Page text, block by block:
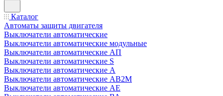
Каталог
Автоматы защиты двигателя
Выключатели автоматические
Выключатели автоматические модульные
Выключатели автоматические АП
Выключатели автоматические S
Выключатели автоматические А
Выключатели автоматические АВ2М
Выключатели автоматические АЕ